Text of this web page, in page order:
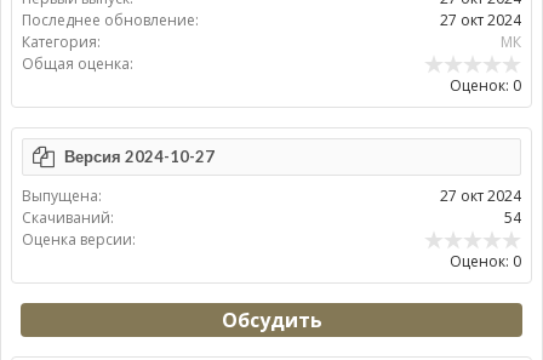
Последнее обновление:
27 окт 2024
Категория:
МК
Общая оценка:
Оценок: 0
Версия 2024-10-27
Выпущена:
27 окт 2024
Скачиваний:
54
Оценка версии:
Оценок: 0
Обсудить